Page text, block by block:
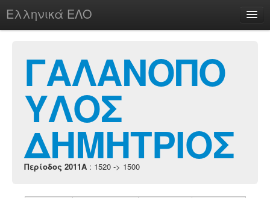
Ελληνικά ΕΛΟ
chesstu.be @ discord
ΓΑΛΑΝΟΠΟ
ΥΛΟΣ
ΔΗΜΗΤΡΙΟΣ
Περίοδος 2011A : 1520 -> 1500